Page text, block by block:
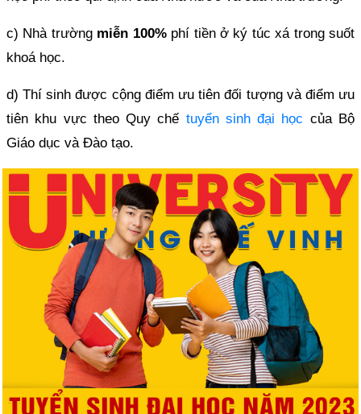
c) Nhà trường miễn 100%phí tiền ở ký túc xá trong suốt
khoá học.
d) Thí sinh được cộng điểm ưu tiên đối tượng và điểm ưu
tiên khu vực theo Quy chế tuyển sinh đại học của Bộ
Giáo dục và Đào tạo.